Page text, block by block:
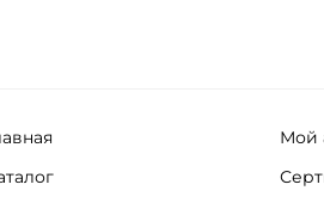
Мой